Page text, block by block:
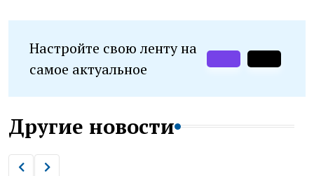
Настройте свою ленту на
самое актуальное
Другие новости